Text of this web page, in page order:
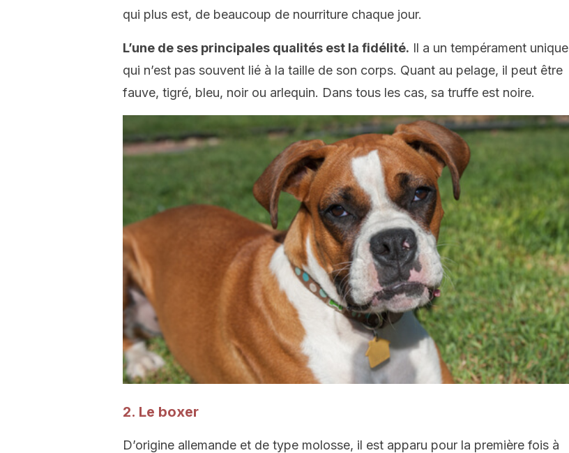
qui plus est, de beaucoup de nourriture chaque jour.
L’une de ses principales qualités est la fidélité. Il a un tempérament unique
qui n’est pas souvent lié à la taille de son corps. Quant au pelage, il peut être
fauve, tigré, bleu, noir ou arlequin. Dans tous les cas, sa truffe est noire.
2. Le boxer
D’origine allemande et de type molosse, il est apparu pour la première fois à